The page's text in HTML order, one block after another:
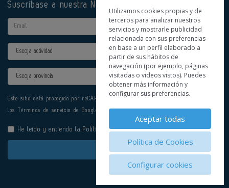
Suscríbase a nuestra Newsletter
Email
Actividad
Provincia
Este sitio está protegido por reCAPTCHA y se aplican la
los Términos de servicio de Google.
He leído y entiendo la Política de Privacidad
Enviar
Utilizamos cookies propias y de
terceros para analizar nuestros
servicios y mostrarle publicidad
relacionada con sus preferencias
en base a un perfil elaborado a
partir de sus hábitos de
navegación (por ejemplo, páginas
visitadas o videos vistos). Puedes
obtener más información y
configurar sus preferencias.
Aceptar todas
Política de Cookies
Configurar cookies